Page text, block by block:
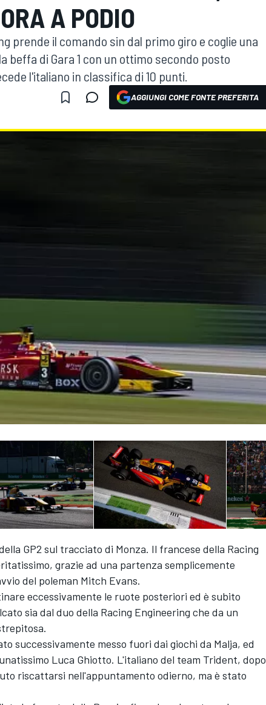
A PODIO
prende il comando sin dal primo giro e coglie una
beffa di Gara 1 con un ottimo secondo posto
l'italiano in classifica di 10 punti.
AGGIUNGI COME FONTE PREFERITA
GP2 sul tracciato di Monza. Il francese della Racing
grazie ad una partenza semplicemente
del poleman Mitch Evans.
eccessivamente le ruote posteriori ed è subito
sia dal duo della Racing Engineering che da un
successivamente messo fuori dai giochi da Malja, ed
Luca Ghiotto. L'italiano del team Trident, dopo
riscattarsi nell'appuntamento odierno, ma è stato